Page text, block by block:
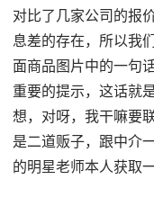
对比了几家公司的报
息差的存在，所以我
面商品图片中的一句
重要的提示，这话就
想，对呀，我干嘛要
是二道贩子，跟中介
的明星老师本人获取